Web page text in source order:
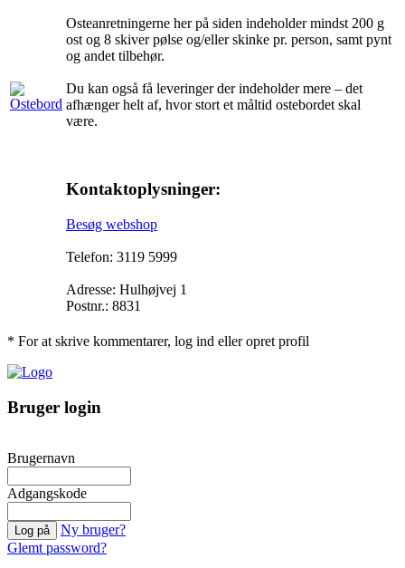
Osteanretningerne her på siden indeholder mindst 200 g
ost og 8 skiver pølse og/eller skinke pr. person, samt pynt
og andet tilbehør.
Du kan også få leveringer der indeholder mere – det
afhænger helt af, hvor stort et måltid ostebordet skal
være.
Kontaktoplysninger:
Besøg webshop
Telefon: 3119 5999
Adresse: Hulhøjvej 1
Postnr.: 8831
* For at skrive kommentarer, log ind eller opret profil
Bruger login
Brugernavn
Adgangskode
Ny bruger?
Glemt password?